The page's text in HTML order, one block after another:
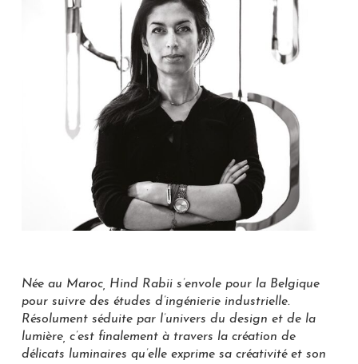
Née au Maroc, Hind Rabii s’envole pour la Belgique
pour suivre des études d’ingénierie industrielle.
Résolument séduite par l’univers du design et de la
lumière, c’est finalement à travers la création de
délicats luminaires qu’elle exprime sa créativité et son